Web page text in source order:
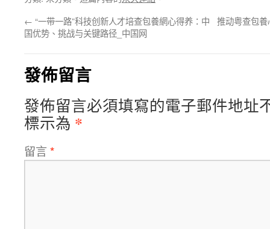
← “一带一路”科技创新人才培查包養網心得养：中
国优势、挑战与关键路径_中国网
推动粤查包
發佈留言
發佈留言必須填寫的電子郵件地址
標示為 *
留言 *